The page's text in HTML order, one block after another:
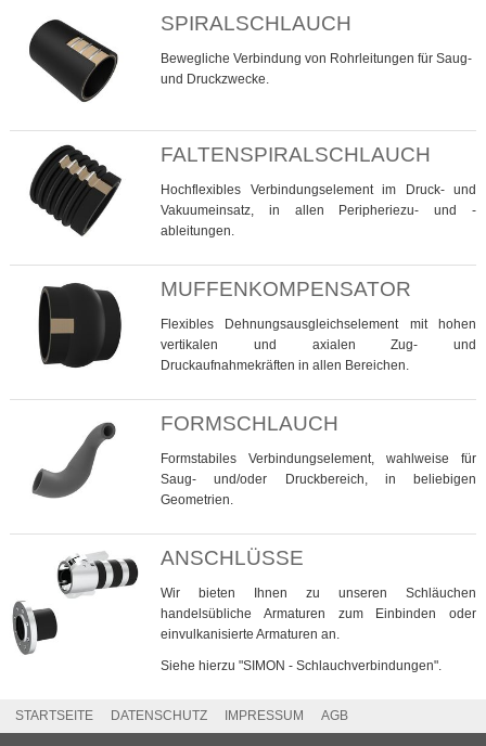
SPIRALSCHLAUCH
Bewegliche Verbindung von Rohrleitungen für Saug-
und Druckzwecke.
FALTENSPIRALSCHLAUCH
Hochflexibles Verbindungselement im Druck- und
Vakuumeinsatz, in allen Peripheriezu- und -
ableitungen.
MUFFENKOMPENSATOR
Flexibles Dehnungsausgleichselement mit hohen
vertikalen und axialen Zug- und
Druckaufnahmekräften in allen Bereichen.
FORMSCHLAUCH
Formstabiles Verbindungselement, wahlweise für
Saug- und/oder Druckbereich, in beliebigen
Geometrien.
ANSCHLÜSSE
Wir bieten Ihnen zu unseren Schläuchen
handelsübliche Armaturen zum Einbinden oder
einvulkanisierte Armaturen an.
Siehe hierzu "SIMON - Schlauchverbindungen".
STARTSEITE DATENSCHUTZ IMPRESSUM AGB